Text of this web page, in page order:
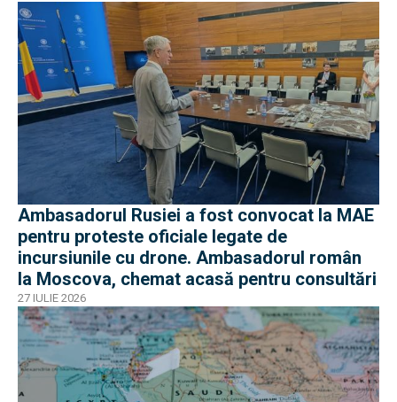
Ambasadorul Rusiei a fost convocat la MAE
pentru proteste oficiale legate de
incursiunile cu drone. Ambasadorul român
la Moscova, chemat acasă pentru consultări
27 IULIE 2026